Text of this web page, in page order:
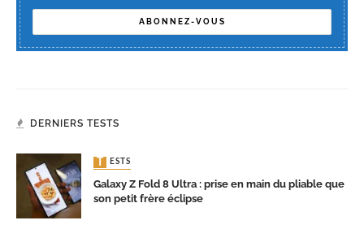
DERNIERS TESTS
TESTS
Galaxy Z Fold 8 Ultra : prise en main du pliable que
son petit frère éclipse